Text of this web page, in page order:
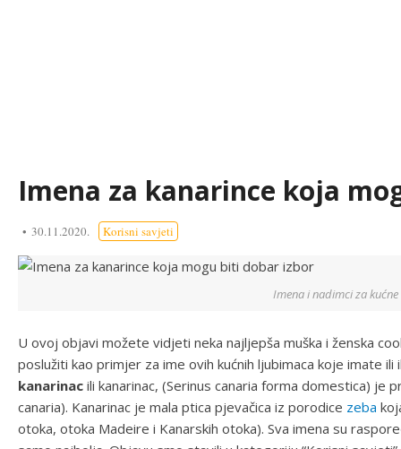
Imena za kanarince koja
30.11.2020. Korisni savjeti
Imena i nadimci za
U ovoj objavi možete vidjeti neka najljepša muška i ženska
poslužiti kao primjer za ime ovih kućnih ljubimaca koje imate
kanarinac ili kanarinac, (Serinus canaria forma domestica) je
canaria). Kanarinac je mala ptica pjevačica iz porodice zeba
otoka, otoka Madeire i Kanarskih otoka). Sva imena su